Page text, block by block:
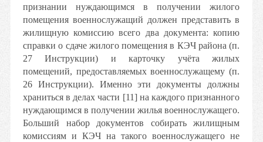
признании нуждающимся в получении жилого
помещения военнослужащий должен представить в
жилищную комиссию всего два документа: копию
справки о сдаче жилого помещения в КЭЧ района (п.
27 Инструкции) и карточку учёта жилых
помещений, предоставляемых военнослужащему (п.
26 Инструкции). Именно эти документы должны
храниться в делах части [11] на каждого признанного
нуждающимся в получении жилья военнослужащего.
Больший набор документов собирать жилищным
комиссиям и КЭЧ на такого военнослужащего не